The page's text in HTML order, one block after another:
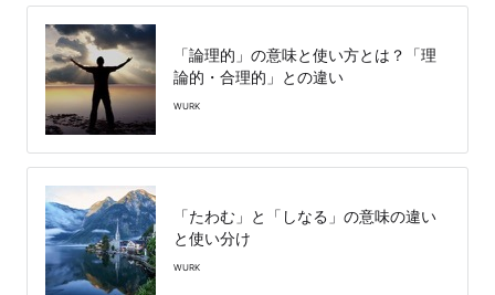
「論理的」の意味と使い方とは？「理
論的・合理的」との違い
WURK
「たわむ」と「しなる」の意味の違い
と使い分け
WURK